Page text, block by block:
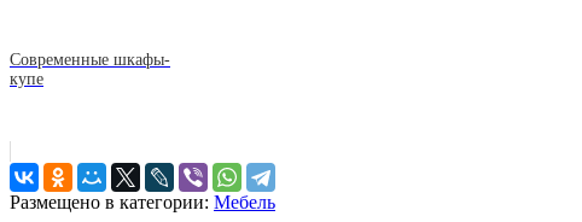
Современные шкафы-
купе
Размещено в категории: Мебель